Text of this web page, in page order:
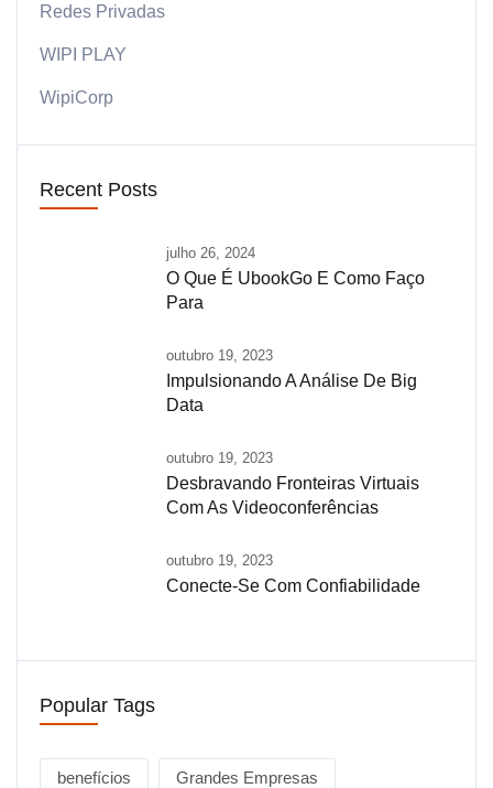
Redes Privadas
WIPI PLAY
WipiCorp
Recent Posts
julho 26, 2024
O Que É UbookGo E Como Faço
Para
outubro 19, 2023
Impulsionando A Análise De Big
Data
outubro 19, 2023
Desbravando Fronteiras Virtuais
Com As Videoconferências
outubro 19, 2023
Conecte-Se Com Confiabilidade
Popular Tags
benefícios Grandes Empresas